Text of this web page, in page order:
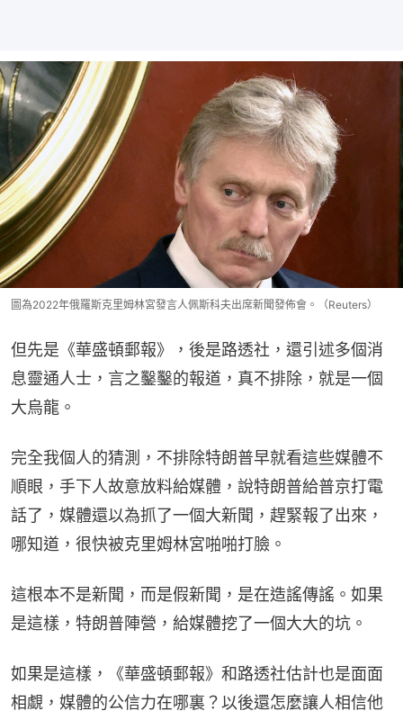
圖為2022年俄羅斯克里姆林宮發言人佩斯科夫出席新聞發佈會。（Reuters）
但先是《華盛頓郵報》，後是路透社，還引述多個消
息靈通人士，言之鑿鑿的報道，真不排除，就是一個
大烏龍。
完全我個人的猜測，不排除特朗普早就看這些媒體不
順眼，手下人故意放料給媒體，說特朗普給普京打電
話了，媒體還以為抓了一個大新聞，趕緊報了出來，
哪知道，很快被克里姆林宮啪啪打臉。
這根本不是新聞，而是假新聞，是在造謠傳謠。如果
是這樣，特朗普陣營，給媒體挖了一個大大的坑。
如果是這樣，《華盛頓郵報》和路透社估計也是面面
相覷，媒體的公信力在哪裏？以後還怎麼讓人相信他